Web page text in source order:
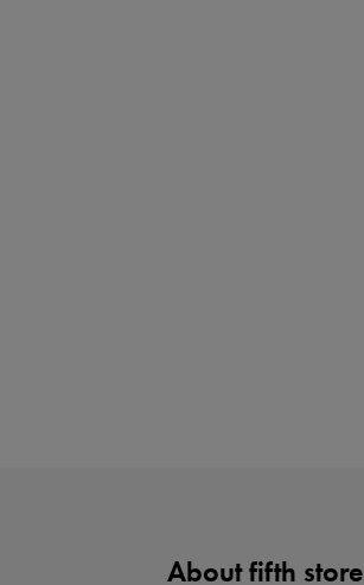
About fifth store